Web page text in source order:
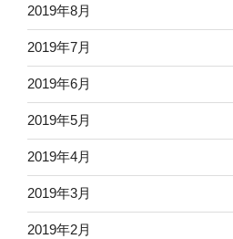
2019年8月
2019年7月
2019年6月
2019年5月
2019年4月
2019年3月
2019年2月